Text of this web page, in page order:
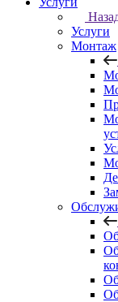
Услуги
Монтаж